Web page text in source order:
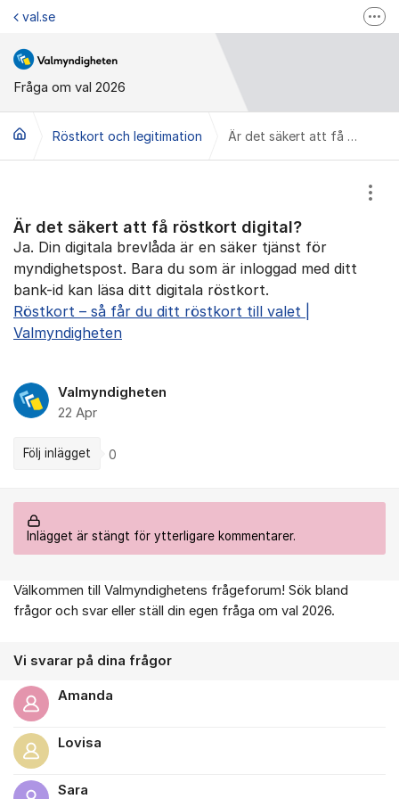
Hoppa till innehåll
Fråga om val 2026
val.se
Valmyndigheten på Facebook
Valmyndigheten på Instagram
Valupplysningen
Röstkort och legitimation Är det säkert att få röstkort digital?
Är det säkert att få röstkort digital?
Ja. Din digitala brevlåda är en säker tjänst för
myndighetspost. Bara du som är inloggad med ditt
bank-id kan läsa ditt digitala röstkort.
Röstkort – så får du ditt röstkort till valet |
Valmyndigheten
Valmyndigheten
22 Apr
Följ inlägget 0
Inlägget är stängt för ytterligare kommentarer.
Om forumet
Välkommen till Valmyndighetens frågeforum! Sök bland
frågor och svar eller ställ din egen fråga om val 2026.
Vi svarar på dina frågor
Amanda
Lovisa
Sara